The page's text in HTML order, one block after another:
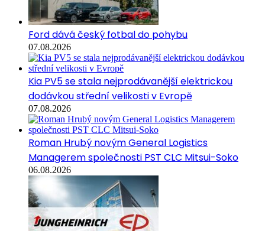
Ford dává český fotbal do pohybu
07.08.2026
Kia PV5 se stala nejprodávanější elektrickou
dodávkou střední velikosti v Evropě
07.08.2026
Roman Hrubý novým General Logistics
Managerem společnosti PST CLC Mitsui-Soko
06.08.2026